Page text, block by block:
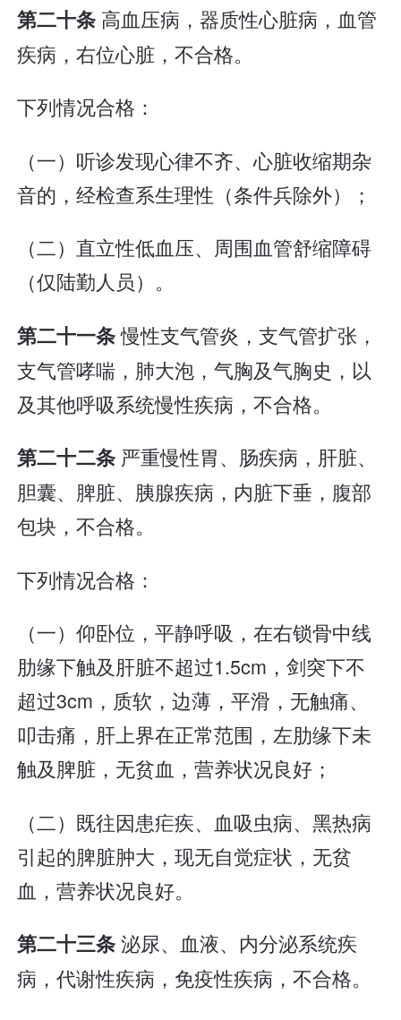
第二十条 高血压病，器质性心脏病，血管
疾病，右位心脏，不合格。
下列情况合格：
（一）听诊发现心律不齐、心脏收缩期杂
音的，经检查系生理性（条件兵除外）；
（二）直立性低血压、周围血管舒缩障碍
（仅陆勤人员）。
第二十一条慢性支气管炎，支气管扩张，
支气管哮喘，肺大泡，气胸及气胸史，以
及其他呼吸系统慢性疾病，不合格。
第二十二条 严重慢性胃、肠疾病，肝脏、
胆囊、脾脏、胰腺疾病，内脏下垂，腹部
包块，不合格。
下列情况合格：
（一）仰卧位，平静呼吸，在右锁骨中线
肋缘下触及肝脏不超过1.5cm，剑突下不
超过3cm，质软，边薄，平滑，无触痛、
叩击痛，肝上界在正常范围，左肋缘下未
触及脾脏，无贫血，营养状况良好；
（二）既往因患疟疾、血吸虫病、黑热病
引起的脾脏肿大，现无自觉症状，无贫
血，营养状况良好。
第二十三条泌尿、血液、内分泌系统疾
病，代谢性疾病，免疫性疾病，不合格。